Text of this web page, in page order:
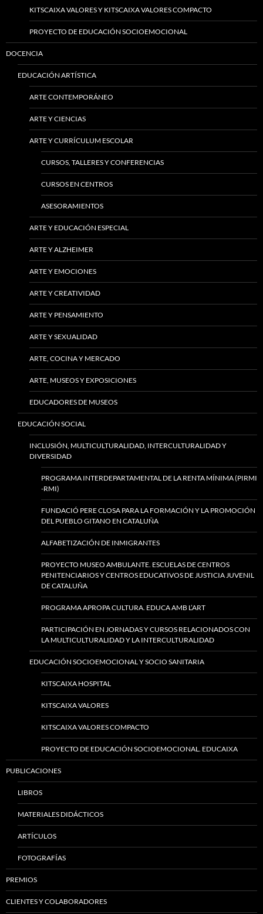
KITSCAIXA VALORES Y KITSCAIXA VALORES COMPACTO
PROYECTO DE EDUCACIÓN SOCIOEMOCIONAL
DOCENCIA
EDUCACIÓN ARTÍSTICA
ARTE CONTEMPORÁNEO
ARTE Y CIENCIAS
ARTE Y CURRÍCULUM ESCOLAR
CURSOS, TALLERES Y CONFERENCIAS
CURSOS EN CENTROS
ASESORAMIENTOS
ARTE Y EDUCACIÓN ESPECIAL
ARTE Y ALZHEIMER
ARTE Y EMOCIONES
ARTE Y CREATIVIDAD
ARTE Y PENSAMIENTO
ARTE Y SEXUALIDAD
ARTE, COCINA Y MERCADO
ARTE, MUSEOS Y EXPOSICIONES
EDUCADORES DE MUSEOS
EDUCACIÓN SOCIAL
INCLUSIÓN, MULTICULTURALIDAD, INTERCULTURALIDAD Y
DIVERSIDAD
PROGRAMA INTERDEPARTAMENTAL DE LA RENTA MÍNIMA (PIRMI
-RMI)
FUNDACIÓ PERE CLOSA PARA LA FORMACIÓN Y LA PROMOCIÓN
DEL PUEBLO GITANO EN CATALUÑA
ALFABETIZACIÓN DE INMIGRANTES
PROYECTO MUSEO AMBULANTE. ESCUELAS DE CENTROS
PENITENCIARIOS Y CENTROS EDUCATIVOS DE JUSTICIA JUVENIL
DE CATALUÑA
PROGRAMA APROPA CULTURA. EDUCA AMB L’ART
PARTICIPACIÓN EN JORNADAS Y CURSOS RELACIONADOS CON
LA MULTICULTURALIDAD Y LA INTERCULTURALIDAD
EDUCACIÓN SOCIOEMOCIONAL Y SOCIO SANITARIA
KITSCAIXA HOSPITAL
KITSCAIXA VALORES
KITSCAIXA VALORES COMPACTO
PROYECTO DE EDUCACIÓN SOCIOEMOCIONAL. EDUCAIXA
PUBLICACIONES
LIBROS
MATERIALES DIDÁCTICOS
ARTÍCULOS
FOTOGRAFÍAS
PREMIOS
CLIENTES Y COLABORADORES